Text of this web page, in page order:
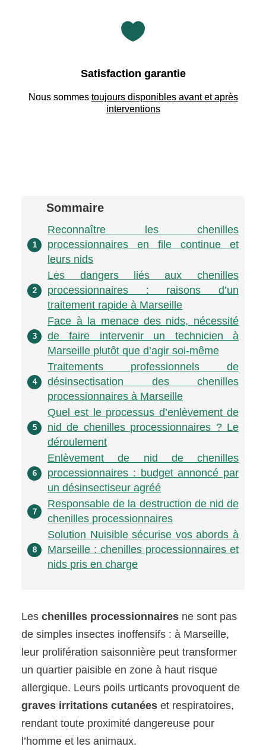

Satisfaction garantie
Nous sommes toujours disponibles avant et après
interventions
Sommaire
1
Reconnaître les chenilles
processionnaires en file continue et
leurs nids
2
Les dangers liés aux chenilles
processionnaires : raisons d’un
traitement rapide à Marseille
3
Face à la menace des nids, nécessité
de faire intervenir un technicien à
Marseille plutôt que d’agir soi-même
4
Traitements professionnels de
désinsectisation des chenilles
processionnaires à Marseille
5
Quel est le processus d’enlèvement de
nid de chenilles processionnaires ? Le
déroulement
6
Enlèvement de nid de chenilles
processionnaires : budget annoncé par
un désinsectiseur agréé
7
Responsable de la destruction de nid de
chenilles processionnaires
8
Solution Nuisible sécurise vos abords à
Marseille : chenilles processionnaires et
nids pris en charge
Leschenilles processionnaires ne sont pas
de simples insectes inoffensifs : à Marseille,
leur prolifération saisonnière peut transformer
un quartier paisible en zone à haut risque
allergique. Leurs poils urticants provoquent de
graves irritations cutanées et respiratoires,
rendant toute proximité dangereuse pour
l’homme et les animaux.